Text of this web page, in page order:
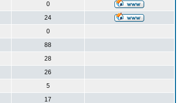
0
24
0
88
28
26
5
17